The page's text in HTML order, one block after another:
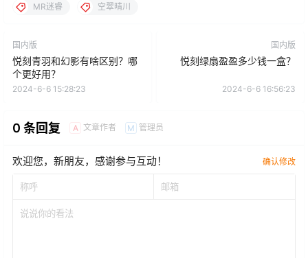
MR迷睿 空翠晴川
国内版
悦刻青羽和幻影有啥区别？哪
个更好用？
2024-6-6 15:28:23
国内版
悦刻绿扇盈盈多少钱一盒？
2024-6-6 16:56:23
0 条回复 A 文章作者 M 管理员
欢迎您，新朋友，感谢参与互动！ 确认修改